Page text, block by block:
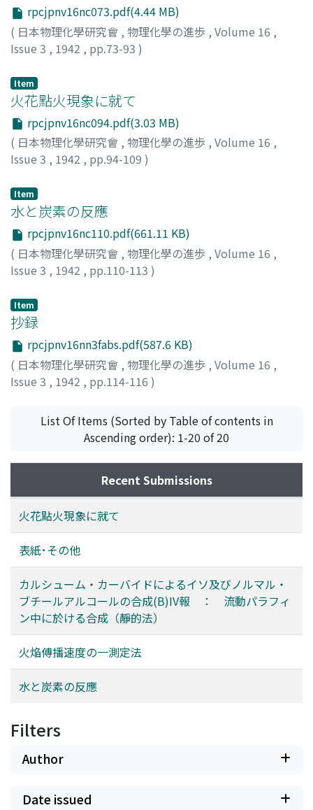
rpcjpnv16nc073.pdf(4.44 MB)
( 日本物理化學研究會 , 物理化學の進歩 , Volume 16 ,
Issue 3 , 1942 , pp.73-93 )
Item
火花點火現象に就て
rpcjpnv16nc094.pdf(3.03 MB)
( 日本物理化學研究會 , 物理化學の進歩 , Volume 16 ,
Issue 3 , 1942 , pp.94-109 )
Item
水と炭素の反應
rpcjpnv16nc110.pdf(661.11 KB)
( 日本物理化學研究會 , 物理化學の進歩 , Volume 16 ,
Issue 3 , 1942 , pp.110-113 )
Item
抄録
rpcjpnv16nn3fabs.pdf(587.6 KB)
( 日本物理化學研究會 , 物理化學の進歩 , Volume 16 ,
Issue 3 , 1942 , pp.114-116 )
List Of Items (Sorted by Table of contents in
Ascending order): 1-20 of 20
Recent Submissions
火花點火現象に就て
表紙･その他
カルシューム・カーバイドによるイソ及びノルマル・
ブチールアルコールの合成(B)IV報 ： 流動パラフィ
ン中に於ける合成（靜的法）
火焔傅播速度の一測定法
水と炭素の反應
Filters
Author
Date issued